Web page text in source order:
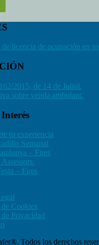
de licencia de ocupación en
2015, de 14 de Juliol.
sobre venda ambulant.
tu experiencia
Semanal
– Fires
– Fires
Cookies
Privacidad
Todos los derechos